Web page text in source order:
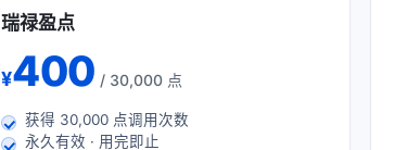
瑞禄盈点
¥400 / 30,000 点
获得 30,000 点调用次数
永久有效 · 用完即止